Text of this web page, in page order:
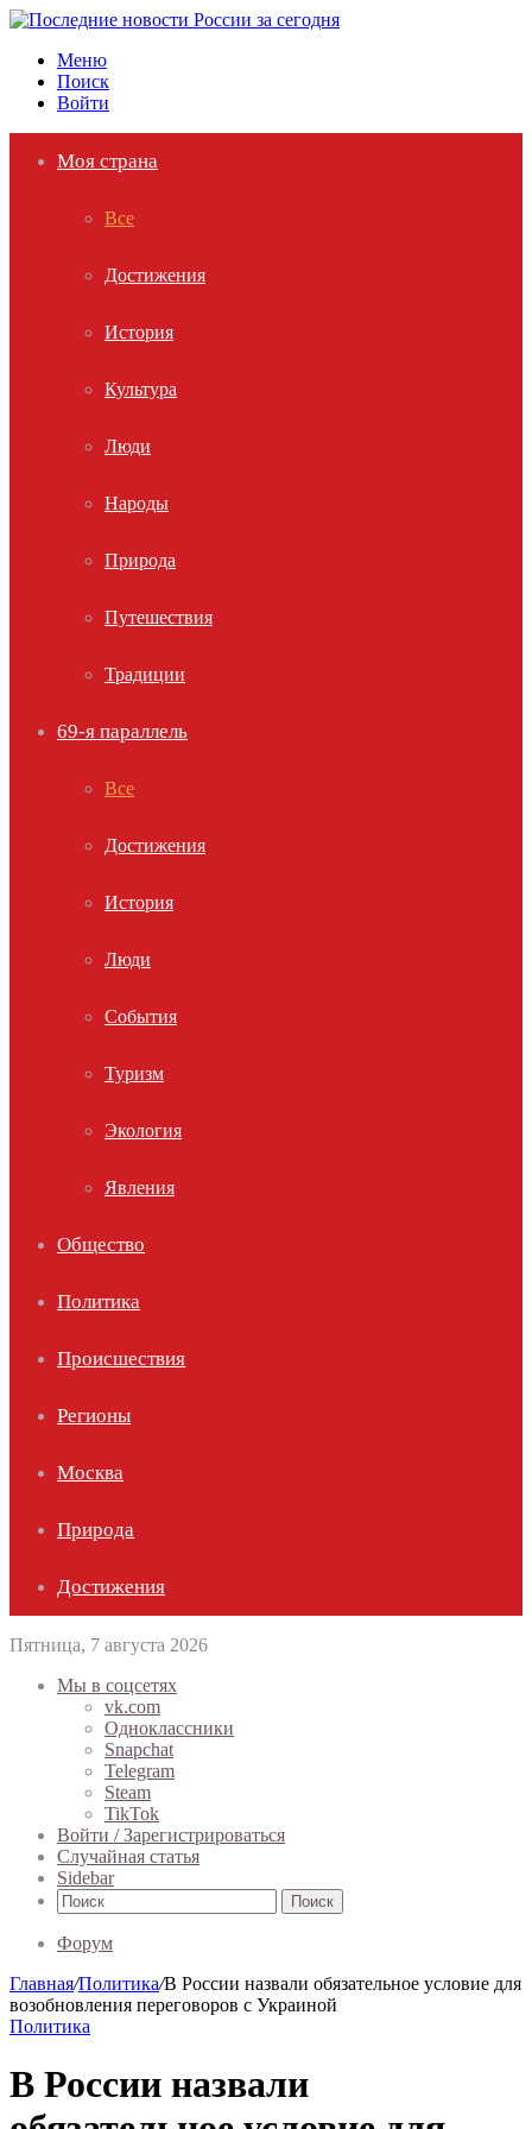
Меню
Поиск
Войти
Моя страна
Все
Достижения
История
Культура
Люди
Народы
Природа
Путешествия
Традиции
69-я параллель
Все
Достижения
История
Люди
События
Туризм
Экология
Явления
Общество
Политика
Происшествия
Регионы
Москва
Природа
Достижения
Пятница, 7 августа 2026
Мы в соцсетях
vk.com
Одноклассники
Snapchat
Telegram
Steam
TikTok
Войти / Зарегистрироваться
Случайная статья
Sidebar
Поиск
Форум
Главная/Политика/В России назвали обязательное условие для
возобновления переговоров с Украиной
Политика
В России назвали